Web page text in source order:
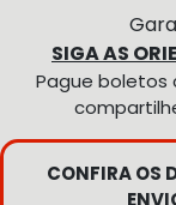
SIGA AS
Pague boletos
CONFIRA OS